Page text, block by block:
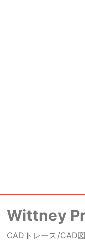
Wittney
CADトレース/CAD